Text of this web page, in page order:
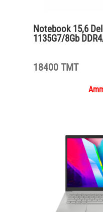
Notebook 15,6
1135G7/8Gb
18400 TMT